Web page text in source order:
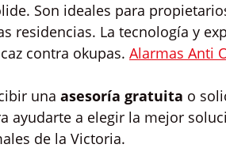
Son ideales para
residencias. La tecnología y
contra okupas. Alarmas Anti
una asesoría gratuita o
ayudarte a elegir la mejor
de la Victoria.